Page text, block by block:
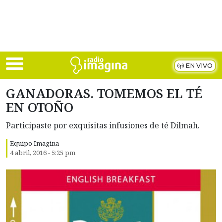
EN VIVO
GANADORAS. TOMEMOS EL TÉ
EN OTOÑO
Participaste por exquisitas infusiones de té Dilmah.
Equipo Imagina
4 abril, 2016 - 5:25 pm